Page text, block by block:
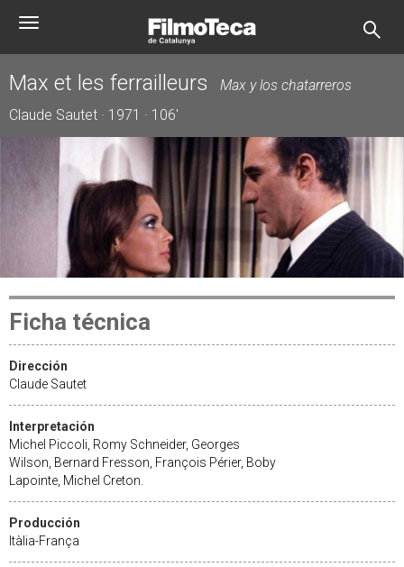
Toggle
Max et les ferrailleurs
Max y los chatarreros
Claude Sautet · 1971 · 106'
Ficha técnica
Dirección
Claude Sautet
Interpretación
Michel Piccoli, Romy Schneider, Georges
Wilson, Bernard Fresson, François Périer, Boby
Lapointe, Michel Creton.
Producción
Itàlia-França